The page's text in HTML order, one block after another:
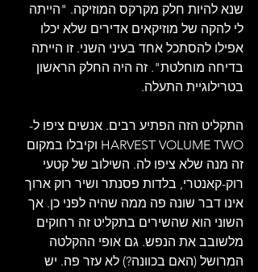
שנא להיות חלק מקרקס המוזיקה. "הייתה
לי להקה של מוזיקאים אדירים שלא יכלו
אפילו להסתכל אחד בעיני השני. זו הייתה
בדיחה מוחלטת". זה היה החלק הראשון
בטרילוגיית התעלה.
התקליט הזה הפתיע רבים. אנשים ציפו ל-
HARVEST VOLUME TWO וקיבלו במקום
זה מנה שלא ציפו לה. השילוב של קטעי
רוק-קאנטרי, בלדות פסנתר ושיר רוק ארוך
אינו דבר שונה פה ממה שהיה לפני כן. אך
השוני הוא שהשירים בתקליט זה רחוקים
מלשובב את הנפש. גם אופי ההקלטה
המרושל (האם בכוונה?) לא עזר פה. יש